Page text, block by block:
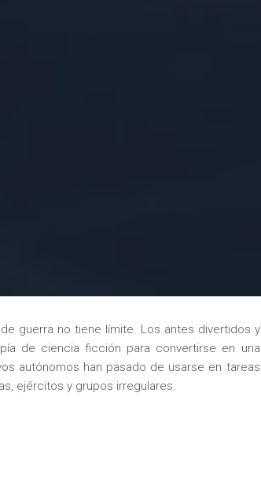
guerra no tiene límite. Los antes divertidos y
de ciencia ficción para convertirse en una
autónomos han pasado de usarse en tareas
ejércitos y grupos irregulares.